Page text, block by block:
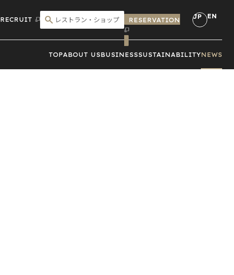
RECRUIT RESERVATION JP EN
TOPABOUT USBUSINESSSUSTAINABILITYNEWS